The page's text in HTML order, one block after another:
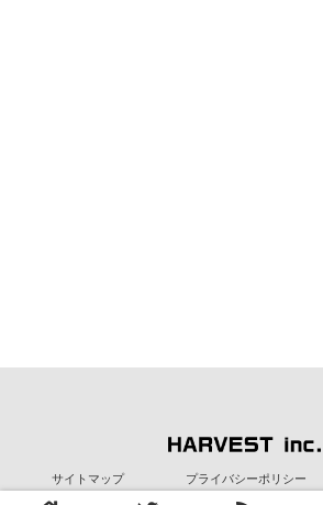
サイトマップ プライバシーポリシー